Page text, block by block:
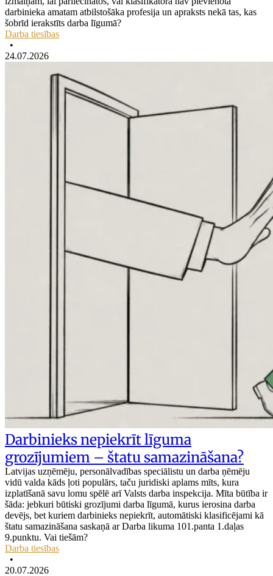
darbinieka amatam atbilstošāka profesija un apraksts nekā tas, kas
šobrīd ierakstīts darba līgumā?
Darba tiesības
•
24.07.2026
Darbinieks nepiekrīt līguma
grozījumiem – štatu samazināšana?
Latvijas uzņēmēju, personālvadības speciālistu un darba ņēmēju
vidū valda kāds ļoti populārs, taču juridiski aplams mīts, kura
izplatīšanā savu lomu spēlē arī Valsts darba inspekcija. Mīta būtība ir
šāda: jebkuri būtiski grozījumi darba līgumā, kurus ierosina darba
devējs, bet kuriem darbinieks nepiekrīt, automātiski klasificējami kā
štatu samazināšana saskaņā ar Darba likuma 101.panta 1.daļas
9.punktu. Vai tiešām?
Darba tiesības
•
20.07.2026